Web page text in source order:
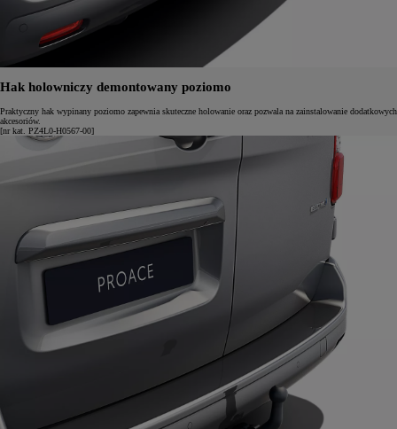
Hak holowniczy demontowany poziomo
Praktyczny hak wypinany poziomo zapewnia skuteczne holowanie oraz pozwala na zainstalowanie dodatkowych
akcesoriów.
[nr kat. PZ4L0-H0567-00]